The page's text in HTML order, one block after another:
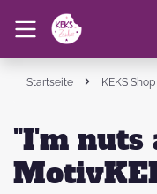
Startseite KEKS Shop
"I'm nuts